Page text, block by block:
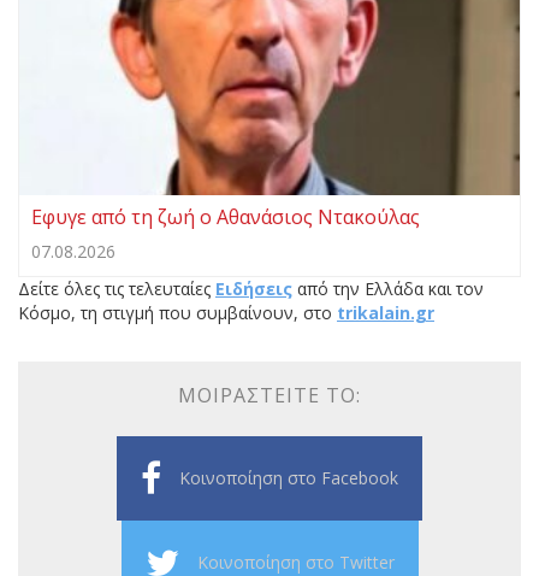
Eφυγε από τη ζωή ο Αθανάσιος Ντακούλας
07.08.2026
Δείτε όλες τις τελευταίες Ειδήσεις από την Ελλάδα και τον
Κόσμο, τη στιγμή που συμβαίνουν, στο trikalain.gr
ΜΟΙΡΑΣΤΕΊΤΕ ΤΟ:
Κοινοποίηση στο Facebook
Κοινοποίηση στο Twitter